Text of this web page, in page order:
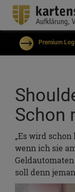
Premium
Eingeloggt bleiben?
Passwort
Kostenlos registrieren
Einloggen
Schon
„Es wird
wenn ich sie
soll denn